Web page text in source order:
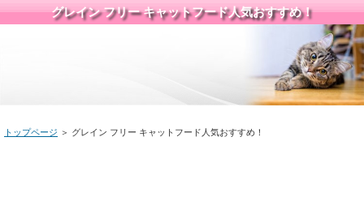
グレイン フリー キャットフード人気おすすめ！
トップページ ＞ グレイン フリー キャットフード人気おすすめ！